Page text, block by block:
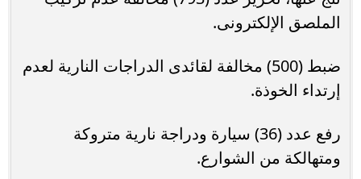
الملصق الإلكترونى.
ضبط (500) مخالفة لقائدى الدراجات النارية لعدم
إرتداء الخوذة.
رفع عدد (36) سيارة ودراجة نارية متروكة
ومتهالكة من الشوارع.